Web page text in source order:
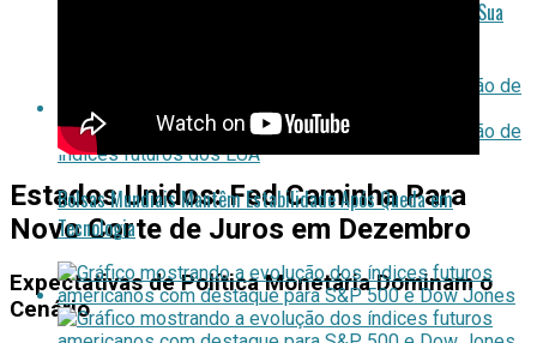
Estados Unidos: Fed Caminha Para
Novo Corte de Juros em Dezembro
Expectativas de Política Monetária Dominam o
Cenário
Selic em 15%: Projeções do Mercado e Como Posicionar Sua
Bolsas Mundiais Mantêm Estabilidade Após Queda em
Tecnologia